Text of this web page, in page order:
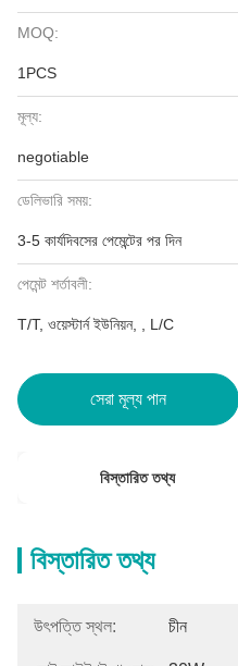
MOQ:
1PCS
মূল্য:
negotiable
ডেলিভারি সময়:
3-5 কার্যদিবসের পেমেন্টের পর দিন
পেমেন্ট শর্তাবলী:
T/T, ওয়েস্টার্ন ইউনিয়ন, , L/C
সেরা মূল্য পান
বিস্তারিত তথ্য
বিস্তারিত তথ্য
উৎপত্তি স্থল: চীন